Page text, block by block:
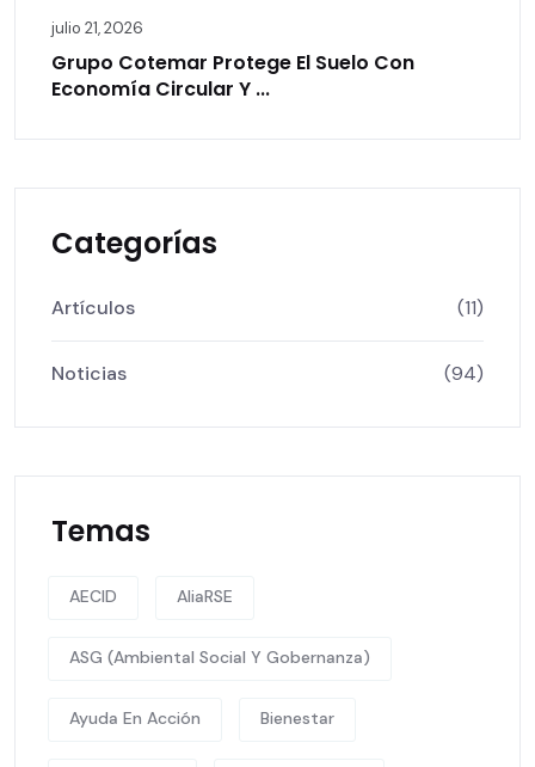
julio 21, 2026
Grupo Cotemar Protege El Suelo Con
Economía Circular Y ...
Categorías
Artículos (11)
Noticias (94)
Temas
AECID AliaRSE
ASG (Ambiental Social Y Gobernanza)
Ayuda En Acción Bienestar